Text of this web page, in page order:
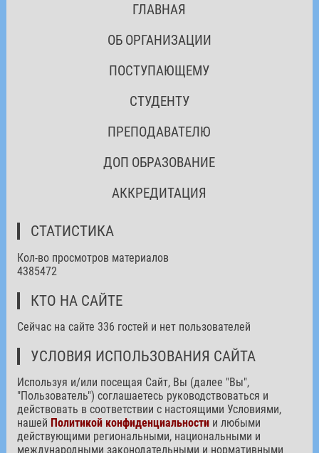
ГЛАВНАЯ
ОБ ОРГАНИЗАЦИИ
ПОСТУПАЮЩЕМУ
СТУДЕНТУ
ПРЕПОДАВАТЕЛЮ
ДОП ОБРАЗОВАНИЕ
АККРЕДИТАЦИЯ
СТАТИСТИКА
Кол-во просмотров материалов
4385472
КТО НА САЙТЕ
Сейчас на сайте 336 гостей и нет пользователей
УСЛОВИЯ ИСПОЛЬЗОВАНИЯ САЙТА
Используя и/или посещая Сайт, Вы (далее "Вы",
"Пользователь") соглашаетесь руководствоваться и
действовать в соответствии с настоящими Условиями,
нашей Политикой конфиденциальностии любыми
действующими региональными, национальными и
международными законодательными и нормативными